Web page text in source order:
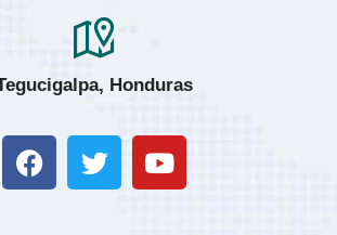
Honduras